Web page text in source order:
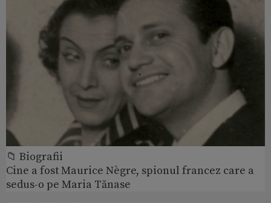
📁 Biografii
Cine a fost Maurice Nègre, spionul francez care a
sedus-o pe Maria Tănase